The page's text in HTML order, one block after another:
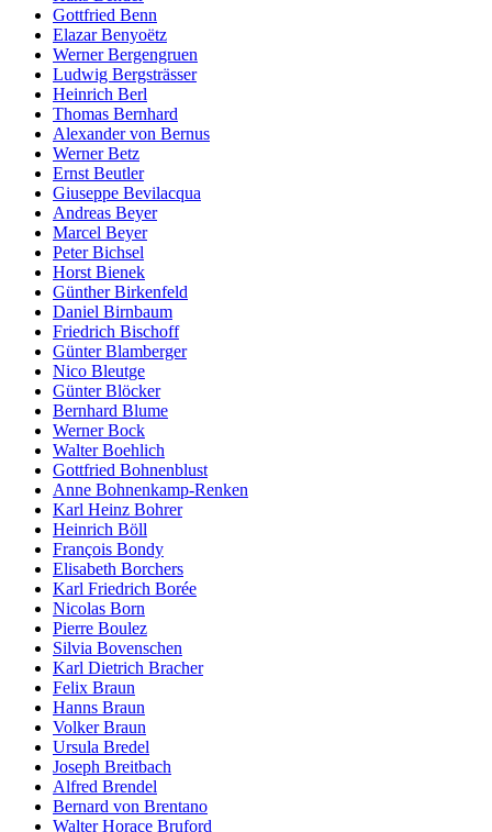
Gottfried Benn
Elazar Benyoëtz
Werner Bergengruen
Ludwig Bergsträsser
Heinrich Berl
Thomas Bernhard
Alexander von Bernus
Werner Betz
Ernst Beutler
Giuseppe Bevilacqua
Andreas Beyer
Marcel Beyer
Peter Bichsel
Horst Bienek
Günther Birkenfeld
Daniel Birnbaum
Friedrich Bischoff
Günter Blamberger
Nico Bleutge
Günter Blöcker
Bernhard Blume
Werner Bock
Walter Boehlich
Gottfried Bohnenblust
Anne Bohnenkamp-Renken
Karl Heinz Bohrer
Heinrich Böll
François Bondy
Elisabeth Borchers
Karl Friedrich Borée
Nicolas Born
Pierre Boulez
Silvia Bovenschen
Karl Dietrich Bracher
Felix Braun
Hanns Braun
Volker Braun
Ursula Bredel
Joseph Breitbach
Alfred Brendel
Bernard von Brentano
Walter Horace Bruford